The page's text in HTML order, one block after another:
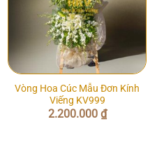
Vòng Hoa Cúc Mẫu Đơn Kính
Viếng KV999
2.200.000 ₫